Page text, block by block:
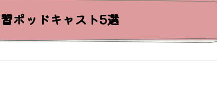
ポッドキャスト5選